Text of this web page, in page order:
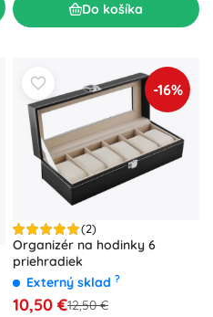
Do košíka
-16%
(2)
Organizér na hodinky 6
priehradiek
Externý sklad ?
10,50 €12,50 €